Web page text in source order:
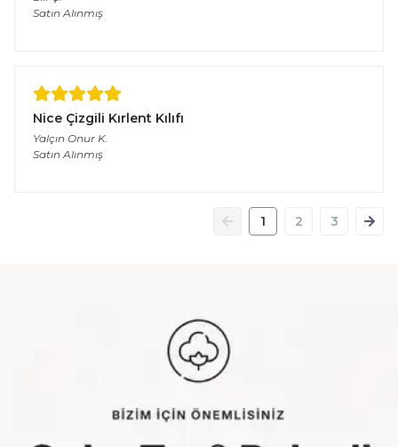
Satın Alınmış
Nice Çizgili Kırlent Kılıfı
Yalçın Onur K.
Satın Alınmış
1 2 3